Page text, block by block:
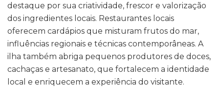
destaque por sua criatividade, frescor e valorização
dos ingredientes locais. Restaurantes locais
oferecem cardápios que misturam frutos do mar,
influências regionais e técnicas contemporâneas. A
ilha também abriga pequenos produtores de doces,
cachaças e artesanato, que fortalecem a identidade
local e enriquecem a experiência do visitante.